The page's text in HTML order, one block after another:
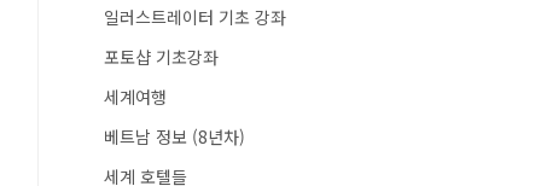
일러스트레이터 기초 강좌
포토샵 기초강좌
세계여행
베트남 정보 (8년차)
세계 호텔들